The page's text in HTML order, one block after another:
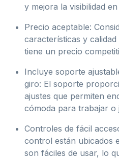
y mejora la visibilidad
Precio aceptable:
características y
tiene un precio
Incluye soporte
giro: El soporte
ajustes que permiten
cómoda para trabajar o
Controles de fácil
control están ubicados
son fáciles de usar, lo